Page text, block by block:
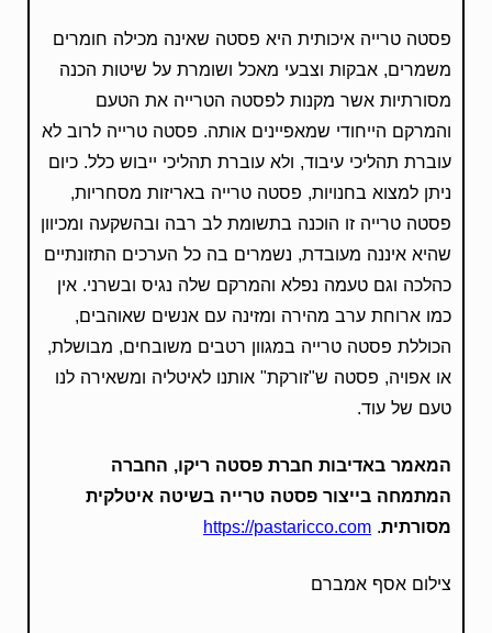
פסטה טרייה איכותית היא פסטה שאינה מכילה חומרים
משמרים, אבקות וצבעי מאכל ושומרת על שיטות הכנה
מסורתיות אשר מקנות לפסטה הטרייה את הטעם
והמרקם הייחודי שמאפיינים אותה. פסטה טרייה לרוב לא
עוברת תהליכי עיבוד, ולא עוברת תהליכי ייבוש כלל. כיום
ניתן למצוא בחנויות, פסטה טרייה באריזות מסחריות,
פסטה טרייה זו הוכנה בתשומת לב רבה ובהשקעה ומכיוון
שהיא איננה מעובדת, נשמרים בה כל הערכים התזונתיים
כהלכה וגם טעמה נפלא והמרקם שלה נגיס ובשרני. אין
כמו ארוחת ערב מהירה ומזינה עם אנשים שאוהבים,
הכוללת פסטה טרייה במגוון רטבים משובחים, מבושלת,
או אפויה, פסטה ש"זורקת" אותנו לאיטליה ומשאירה לנו
טעם של עוד.
המאמר באדיבות חברת פסטה ריקו, החברה
המתמחה בייצור פסטה טרייה בשיטה איטלקית
מסורתית.
https://pastaricco.com
צילום אסף אמברם